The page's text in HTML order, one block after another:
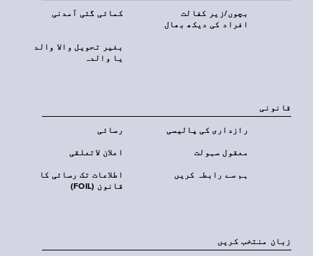
کمائی گئی آمدنی
بچوں/زیر کفالت
افراد کی دیکھ بھال
بغیر تحویل والا والد
یا والدہ
قانونی
رسائی رازداری کی پالیسی
اعلان لاتعلقی معقول سہولت
اطلاعات تک رسائی کا
قانون (FOIL)
ہم سے رابطہ کریں
زبان منتخب کریں